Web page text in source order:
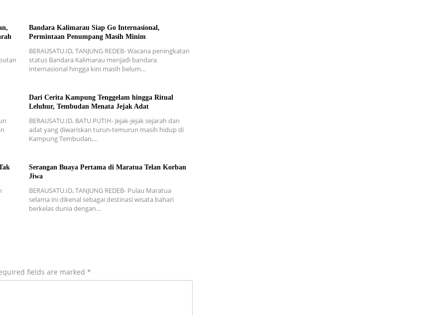
Bandara Kalimarau Siap Go Internasional,
Permintaan Penumpang Masih Minim
BERAUSATU.ID, TANJUNG REDEB- Wacana peningkatan
status Bandara Kalimarau menjadi bandara
internasional hingga kini masih belum…
Dari Cerita Kampung Tenggelam hingga Ritual
Leluhur, Tembudan Menata Jejak Adat
BERAUSATU.ID, BATU PUTIH- Jejak-jejak sejarah dan
adat yang diwariskan turun-temurun masih hidup di
Kampung Tembudan,…
Serangan Buaya Pertama di Maratua Telan Korban
Jiwa
BERAUSATU.ID, TANJUNG REDEB- Pulau Maratua
selama ini dikenal sebagai destinasi wisata bahari
berkelas dunia dengan…
fields are marked *